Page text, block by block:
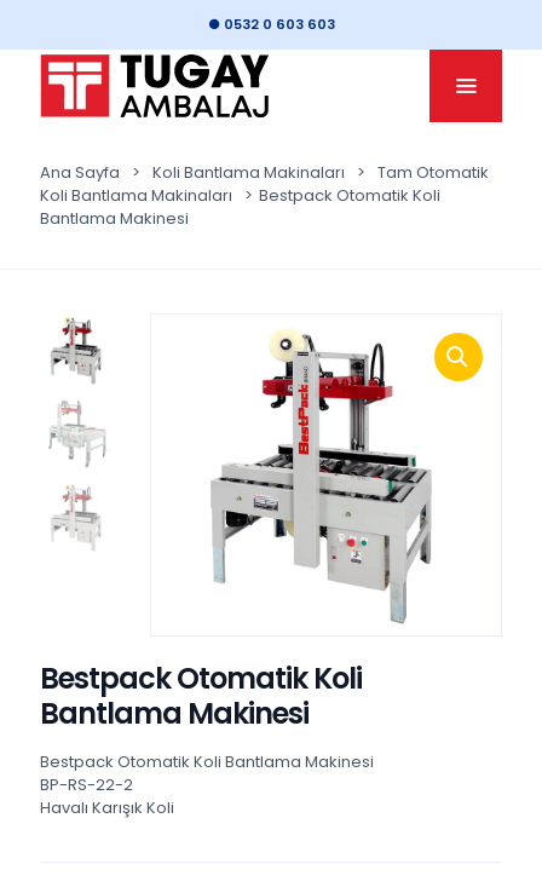
● 0532 0 603 603
Ana Sayfa > Koli Bantlama Makinaları > Tam Otomatik
Koli Bantlama Makinaları
> Bestpack Otomatik Koli
Bantlama Makinesi
Bestpack Otomatik Koli
Bantlama Makinesi
Bestpack Otomatik Koli Bantlama Makinesi
BP-RS-22-2
Havalı Karışık Koli